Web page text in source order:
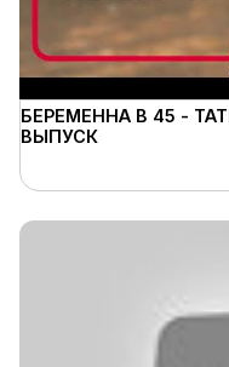
БЕРЕМЕННА В 45 -
ВЫПУСК